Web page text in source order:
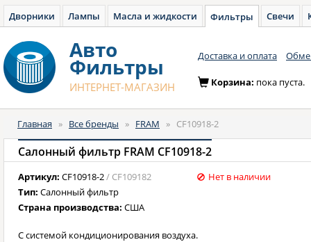
Дворники Лампы Масла и жидкости Фильтры Свечи
Авто
Фильтры
ИНТЕРНЕТ-МАГАЗИН
Доставка и оплата
Корзина: пока пуста.
Главная » Все бренды » FRAM » CF10918-2
Салонный фильтр FRAM CF10918-2
Артикул: CF10918-2/ CF109182
Тип: Салонный фильтр
Страна производства: США
Нет в наличии
С системой кондиционирования воздуха.